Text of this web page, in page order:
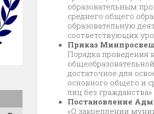
образовательным
среднего общего
образовательную
соответствующих
Приказ
Порядка проведения
достаточное для
основного общего и
лиц без гражданства»
Постановление
«О закреплении